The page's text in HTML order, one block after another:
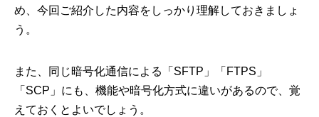
め、今回ご紹介した内容をしっかり理解しておきましょ
う。
また、同じ暗号化通信による「SFTP」「FTPS」
「SCP」にも、機能や暗号化方式に違いがあるので、覚
えておくとよいでしょう。